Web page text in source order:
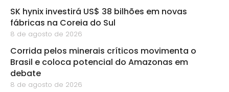
SK hynix investirá US$ 38 bilhões em novas
fábricas na Coreia do Sul
8 de agosto de 2026
Corrida pelos minerais críticos movimenta o
Brasil e coloca potencial do Amazonas em
debate
8 de agosto de 2026